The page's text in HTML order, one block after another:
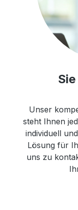
Unser
steht Ihnen
individuell
Lösung für
uns zu